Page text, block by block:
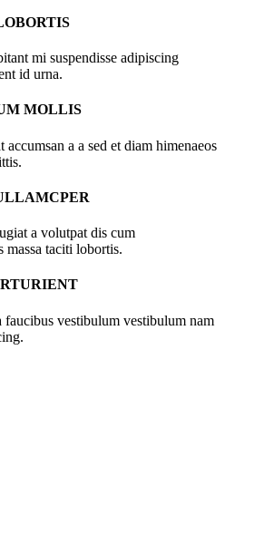
mi suspendisse adipiscing
id urna.
MOLLIS
a a sed et diam himenaeos
a volutpat dis cum
massa taciti lobortis.
faucibus vestibulum vestibulum nam